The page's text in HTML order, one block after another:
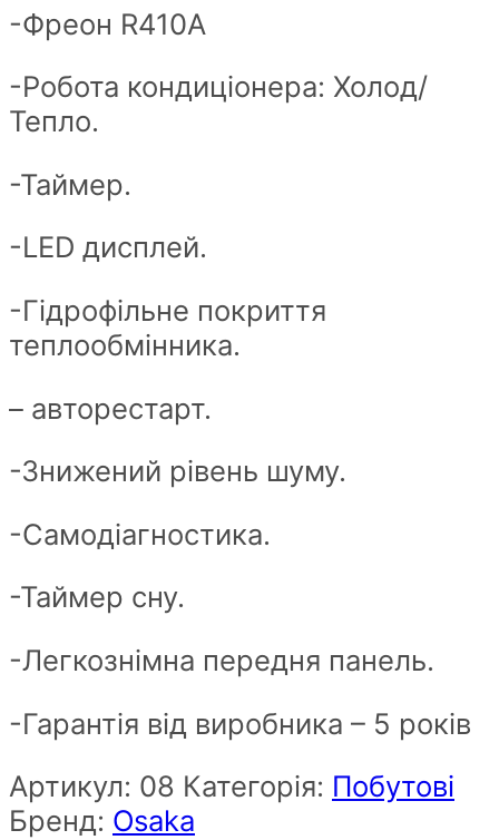
-Фреон R410A
-Робота кондиціонера: Холод/
Тепло.
-Таймер.
-LED дисплей.
-Гідрофільне покриття
теплообмінника.
– авторестарт.
-Знижений рівень шуму.
-Самодіагностика.
-Таймер сну.
-Легкознімна передня панель.
-Гарантія від виробника – 5 років
Артикул: 08 Категорія: Побутові
Бренд: Osaka